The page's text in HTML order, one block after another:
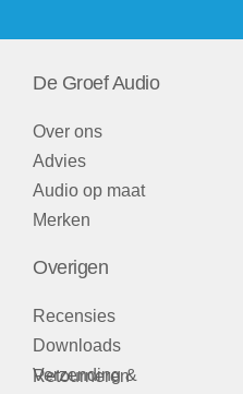
De Groef Audio
Over ons
Advies
Audio op maat
Merken
Overigen
Recensies
Downloads
Verzending & Retourneren